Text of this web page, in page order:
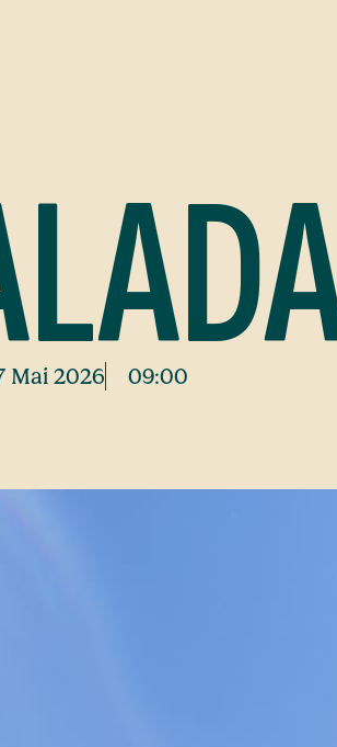
Mai 2026
09:00